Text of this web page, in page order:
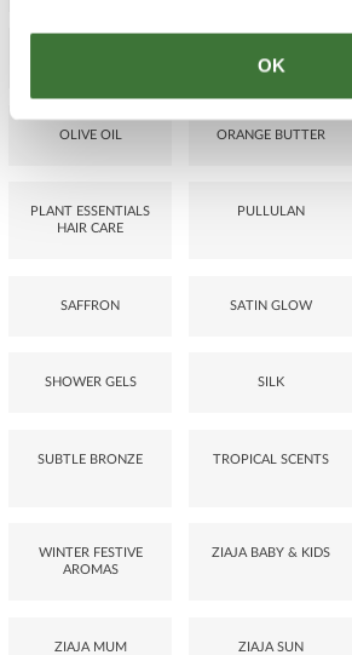
OK
NATURAL CARE
OLIVE OIL ORANGE BUTTER
PLANT ESSENTIALS
HAIR CARE
PULLULAN
SAFFRON SATIN GLOW
SHOWER GELS SILK
SUBTLE BRONZE TROPICAL SCENTS
WINTER FESTIVE
AROMAS
ZIAJA BABY & KIDS
ZIAJA MUM ZIAJA SUN